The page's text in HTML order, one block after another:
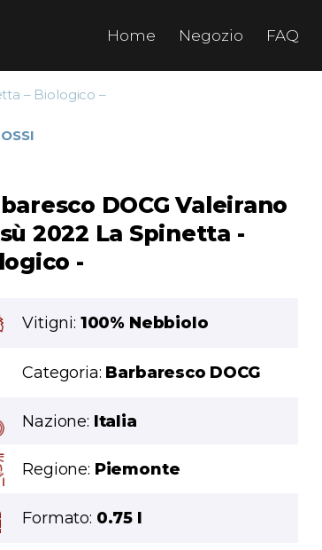
Home Negozio FAQ
– Biologico –
DOCG Valeirano
2022 La Spinetta -
-
Vitigni: 100% Nebbiolo
Categoria: Barbaresco DOCG
Nazione: Italia
Regione: Piemonte
Formato: 0.75 l